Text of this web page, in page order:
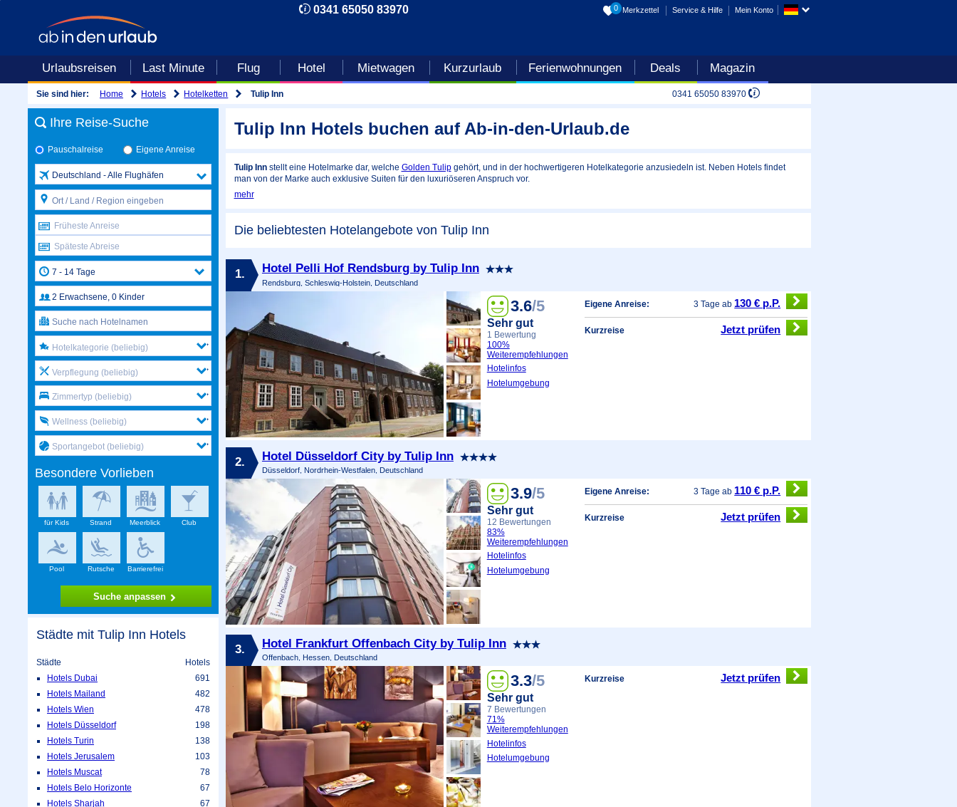
0341 65050 83970
Urlaubsreisen Last Minute Flug Hotel Mietwagen Kurzurlaub Ferienwohnungen Deals Magazin
0 Merkzettel Service & Hilfe Mein Konto
Sie sind hier: Home Hotels Hotelketten Tulip Inn 0341 65050 83970
Tulip Inn Hotels buchen auf Ab-in-den-Urlaub.de
Tulip Innstellt eine Hotelmarke dar, welche Golden Tulipgehört, und in der hochwertigeren Hotelkategorie anzusiedeln ist. Neben Hotels findet
man von der Marke auch exklusive Suiten für den luxuriöseren Anspruch vor.
mehr
Die beliebtesten Hotelangebote von Tulip Inn
1. Hotel Pelli Hof Rendsburg by Tulip Inn
Rendsburg, Schleswig-Holstein, Deutschland
3.6/5
Sehr gut
1 Bewertung
100%
Weiterempfehlungen
Hotelinfos
Hotelumgebung
Eigene Anreise: 3 Tage ab 130 € p.P.
Kurzreise Jetzt prüfen
2. Hotel Düsseldorf City by Tulip Inn
Düsseldorf, Nordrhein-Westfalen, Deutschland
3.9/5
Sehr gut
12 Bewertungen
83%
Weiterempfehlungen
Hotelinfos
Hotelumgebung
Eigene Anreise: 3 Tage ab 110 € p.P.
Kurzreise Jetzt prüfen
3. Hotel Frankfurt Offenbach City by Tulip Inn
Offenbach, Hessen, Deutschland
3.3/5
Sehr gut
7 Bewertungen
71%
Weiterempfehlungen
Hotelinfos
Hotelumgebung
Kurzreise Jetzt prüfen
Ihre Reise-Suche
Pauschalreise Eigene Anreise
Deutschland - Alle Flughäfen
Früheste Anreise
Späteste Abreise
Hotelkategorie (beliebig)
Verpflegung (beliebig)
Zimmertyp (beliebig)
Wellness (beliebig)
Sportangebot (beliebig)
Besondere Vorlieben
für Kids Strand Meerblick Club
Pool Rutsche Barrierefrei
Suche anpassen
Städte mit Tulip Inn Hotels
Städte
Hotels
Hotels Dubai
691
Hotels Mailand
482
Hotels Wien
478
Hotels Düsseldorf
198
Hotels Turin
138
Hotels Jerusalem
103
Hotels Muscat
78
Hotels Belo Horizonte
67
Hotels Sharjah
67